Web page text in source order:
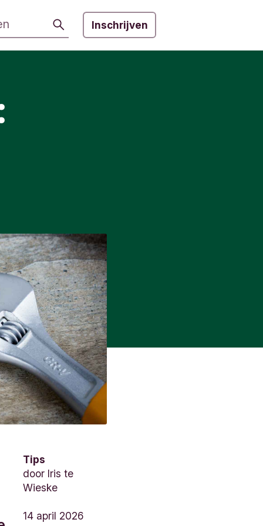
Zoeken Inschrijven
Tips
door Iris te
Wieske
14 april 2026